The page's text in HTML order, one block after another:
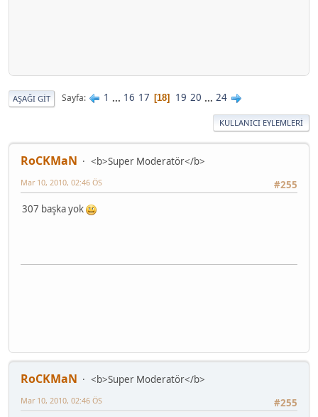
AŞAĞI GIT Sayfa 1 ... 16 17 18 19 20 ... 24
KULLANICI EYLEMLERI
RoCKMaN
<b>Super Moderatör</b>
#255
Mar 10, 2010, 02:46 ÖS
307 başka yok
RoCKMaN
<b>Super Moderatör</b>
#255
Mar 10, 2010, 02:46 ÖS